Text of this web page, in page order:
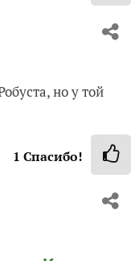
но у той
1 Спасибо!